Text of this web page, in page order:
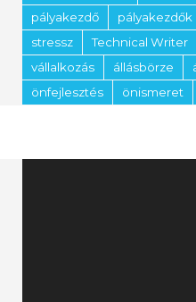
pályakezdő
pályakezdők
stressz
Technical Writer
vállalkozás
állásbörze
önfejlesztés
önismeret